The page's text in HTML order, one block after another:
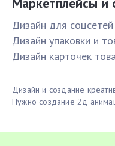
Дизайн для соцсетей
Дизайн упаковки и
Дизайн карточек
Дизайн и создание
Нужно создание 2д